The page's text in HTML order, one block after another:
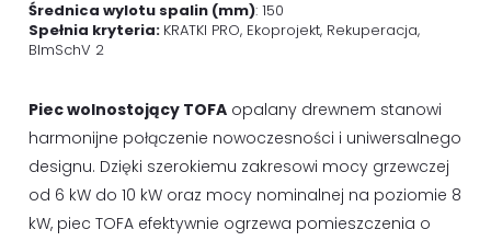
Średnica wylotu spalin (mm): 150
Spełnia kryteria: KRATKI PRO, Ekoprojekt, Rekuperacja,
BImSchV 2
Piec wolnostojący TOFA opalany drewnem stanowi
harmonijne połączenie nowoczesności i uniwersalnego
designu. Dzięki szerokiemu zakresowi mocy grzewczej
od 6 kW do 10 kW oraz mocy nominalnej na poziomie 8
kW, piec TOFA efektywnie ogrzewa pomieszczenia o